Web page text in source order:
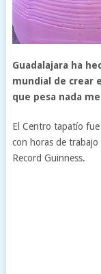
Guadalajara ha
mundial de crear
que pesa nada
El Centro tapatío
con horas de
Record Guinness.